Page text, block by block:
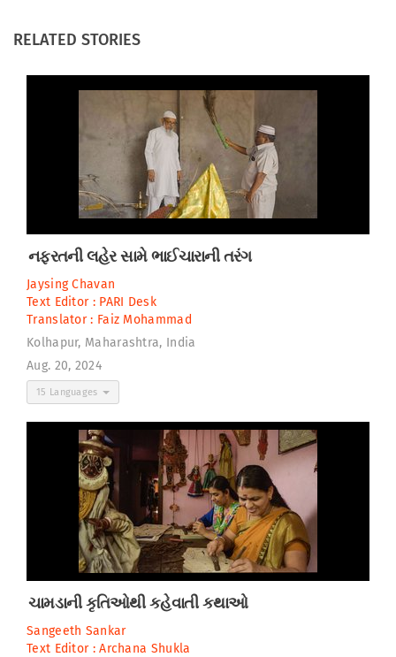
RELATED STORIES
નફરતની લહેર સામે ભાઈચારાની તરંગ
Jaysing Chavan
Text Editor : PARI Desk
Translator : Faiz Mohammad
Kolhapur, Maharashtra, India
Aug. 20, 2024
15 Languages
ચામડાની કૃતિઓથી કહેવાતી કથાઓ
Sangeeth Sankar
Text Editor :Archana Shukla